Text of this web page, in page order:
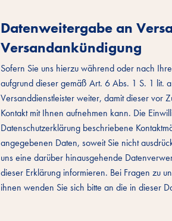
Datenweitergabe an
Versandankündigung
Sofern Sie uns hierzu während oder nach
aufgrund dieser gemäß Art. 6 Abs. 1 S. 1 lit.
Versanddienstleister weiter, damit dieser vor
Kontakt mit Ihnen aufnehmen kann. Die
Datenschutzerklärung beschriebene
angegebenen Daten, soweit Sie nicht
uns eine darüber hinausgehende
dieser Erklärung informieren. Bei Fragen zu
ihnen wenden Sie sich bitte an die in dieser